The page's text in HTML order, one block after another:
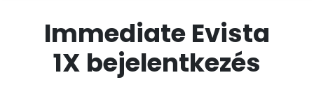
Immediate Evista
1X bejelentkezés